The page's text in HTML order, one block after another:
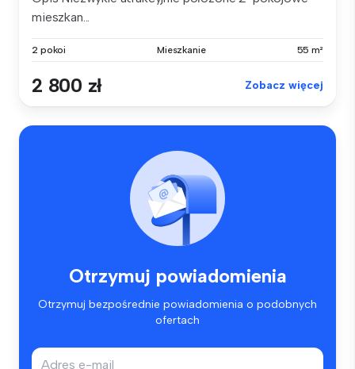
mieszkan...
2 pokoi Mieszkanie 55 m²
2 800 zł Zobacz więcej
Otrzymuj powiadomienia
Otrzymuj bezpośrednie powiadomienia o podobnych
ofertach